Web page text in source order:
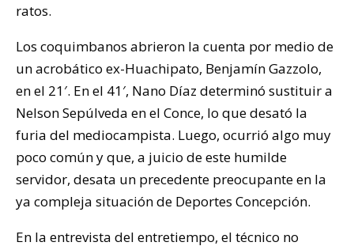
ratos.
Los coquimbanos abrieron la cuenta por medio de
un acrobático ex-Huachipato, Benjamín Gazzolo,
en el 21′. En el 41′, Nano Díaz determinó sustituir a
Nelson Sepúlveda en el Conce, lo que desató la
furia del mediocampista. Luego, ocurrió algo muy
poco común y que, a juicio de este humilde
servidor, desata un precedente preocupante en la
ya compleja situación de Deportes Concepción.
En la entrevista del entretiempo, el técnico no